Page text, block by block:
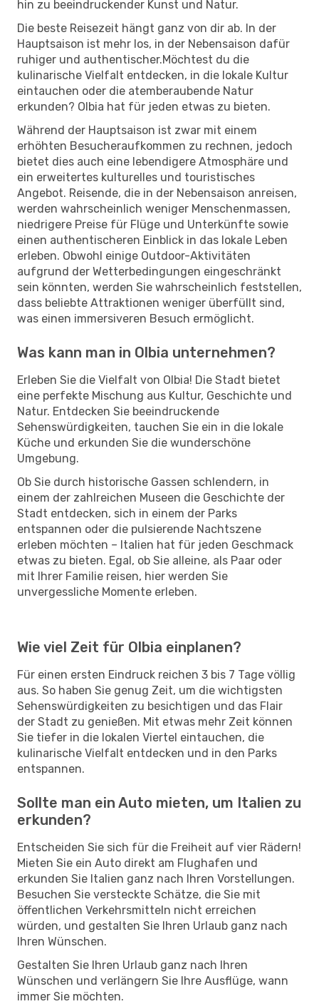
hin zu beeindruckender Kunst und Natur.
Die beste Reisezeit hängt ganz von dir ab. In der
Hauptsaison ist mehr los, in der Nebensaison dafür
ruhiger und authentischer.Möchtest du die
kulinarische Vielfalt entdecken, in die lokale Kultur
eintauchen oder die atemberaubende Natur
erkunden? Olbia hat für jeden etwas zu bieten.
Während der Hauptsaison ist zwar mit einem
erhöhten Besucheraufkommen zu rechnen, jedoch
bietet dies auch eine lebendigere Atmosphäre und
ein erweitertes kulturelles und touristisches
Angebot. Reisende, die in der Nebensaison anreisen,
werden wahrscheinlich weniger Menschenmassen,
niedrigere Preise für Flüge und Unterkünfte sowie
einen authentischeren Einblick in das lokale Leben
erleben. Obwohl einige Outdoor-Aktivitäten
aufgrund der Wetterbedingungen eingeschränkt
sein könnten, werden Sie wahrscheinlich feststellen,
dass beliebte Attraktionen weniger überfüllt sind,
was einen immersiveren Besuch ermöglicht.
Was kann man in Olbia unternehmen?
Erleben Sie die Vielfalt von Olbia! Die Stadt bietet
eine perfekte Mischung aus Kultur, Geschichte und
Natur. Entdecken Sie beeindruckende
Sehenswürdigkeiten, tauchen Sie ein in die lokale
Küche und erkunden Sie die wunderschöne
Umgebung.
Ob Sie durch historische Gassen schlendern, in
einem der zahlreichen Museen die Geschichte der
Stadt entdecken, sich in einem der Parks
entspannen oder die pulsierende Nachtszene
erleben möchten – Italien hat für jeden Geschmack
etwas zu bieten. Egal, ob Sie alleine, als Paar oder
mit Ihrer Familie reisen, hier werden Sie
unvergessliche Momente erleben.
Wie viel Zeit für Olbia einplanen?
Für einen ersten Eindruck reichen 3 bis 7 Tage völlig
aus. So haben Sie genug Zeit, um die wichtigsten
Sehenswürdigkeiten zu besichtigen und das Flair
der Stadt zu genießen. Mit etwas mehr Zeit können
Sie tiefer in die lokalen Viertel eintauchen, die
kulinarische Vielfalt entdecken und in den Parks
entspannen.
Sollte man ein Auto mieten, um Italien zu
erkunden?
Entscheiden Sie sich für die Freiheit auf vier Rädern!
Mieten Sie ein Auto direkt am Flughafen und
erkunden Sie Italien ganz nach Ihren Vorstellungen.
Besuchen Sie versteckte Schätze, die Sie mit
öffentlichen Verkehrsmitteln nicht erreichen
würden, und gestalten Sie Ihren Urlaub ganz nach
Ihren Wünschen.
Gestalten Sie Ihren Urlaub ganz nach Ihren
Wünschen und verlängern Sie Ihre Ausflüge, wann
immer Sie möchten.